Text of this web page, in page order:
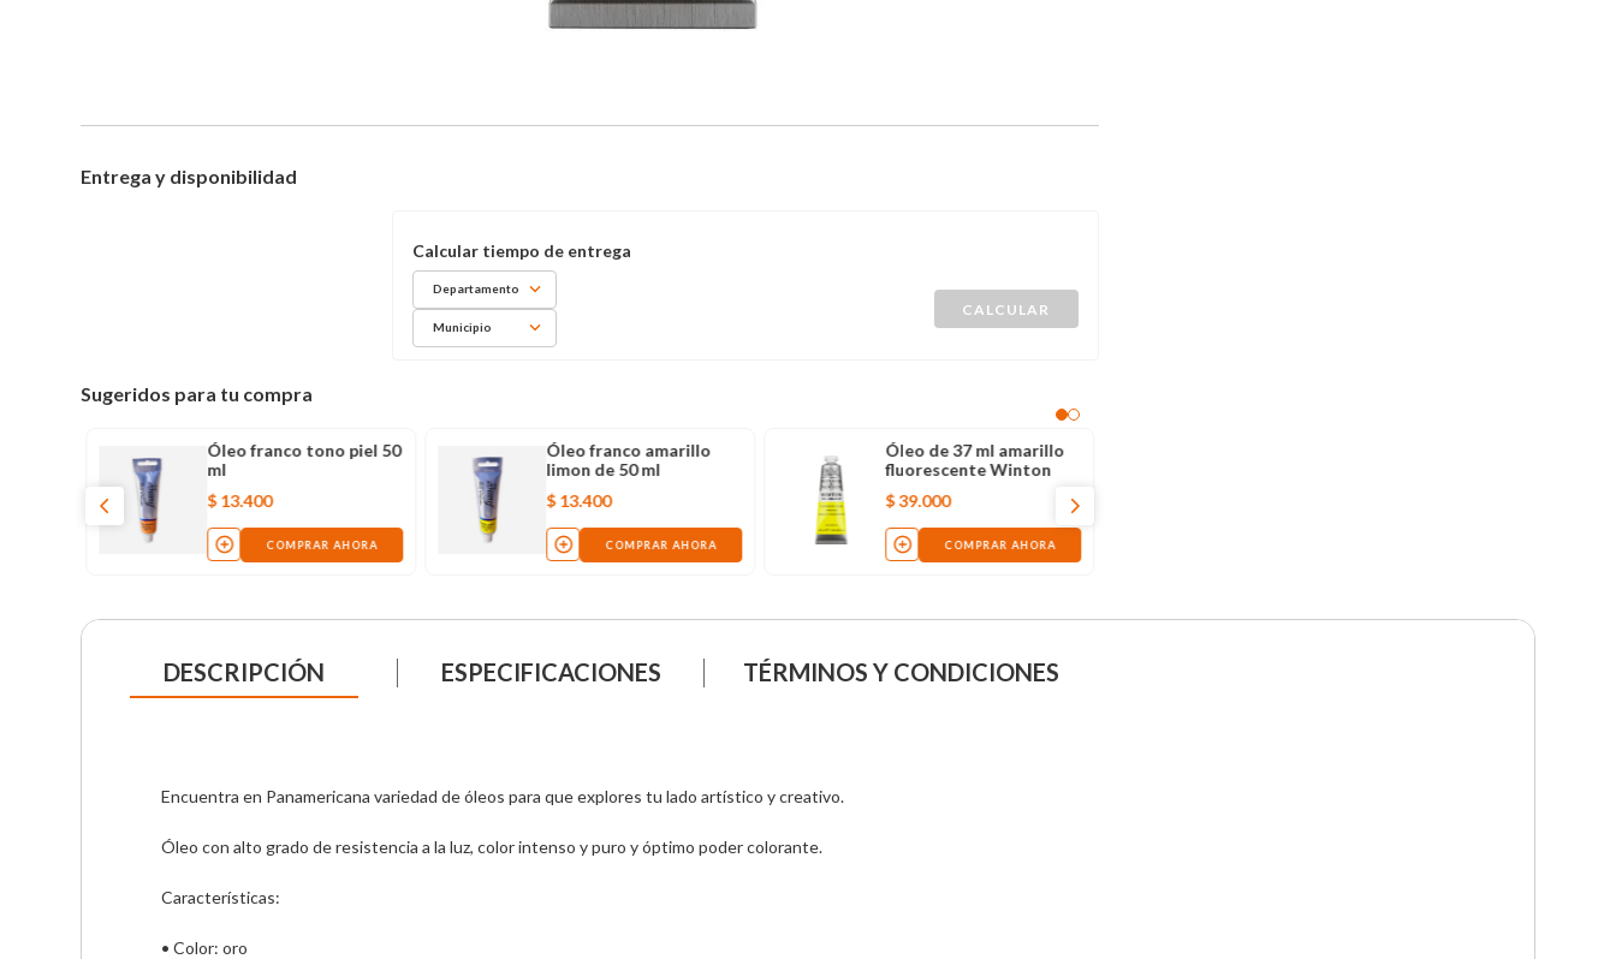
Entrega y disponibilidad
Departamento
Municipio
Sugeridos para tu compra
Óleo franco tono piel 50
ml
$ 13.400
COMPRAR AHORA
Óleo franco amarillo
limon de 50 ml
$ 13.400
COMPRAR AHORA
Óleo de 37 ml amarillo
fluorescente Winton
$39.000
COMPRAR AHORA
DESCRIPCIÓN ESPECIFICACIONES TÉRMINOS Y CONDICIONES
Encuentra en Panamericana variedad de óleos para que explores tu lado artístico y creativo.
Óleo con alto grado de resistencia a la luz, color intenso y puro y óptimo poder colorante.
Características:
• Color: oro